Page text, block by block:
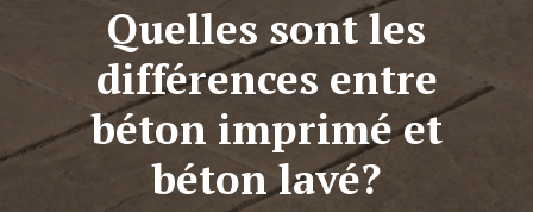
Quelles sont les
différences entre
béton imprimé et
béton lavé?